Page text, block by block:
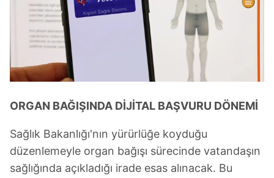
ORGAN BAĞIŞINDA DİJİTAL BAŞVURU DÖNEMİ
Sağlık Bakanlığı'nın yürürlüğe koyduğu
düzenlemeyle organ bağışı sürecinde vatandaşın
sağlığında açıkladığı irade esas alınacak. Bu